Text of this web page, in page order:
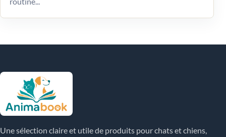
Une sélection claire et utile de produits pour chats et chiens,